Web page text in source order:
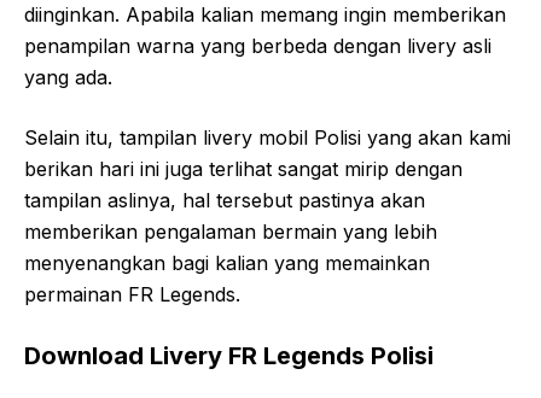
diinginkan. Apabila kalian memang ingin memberikan
penampilan warna yang berbeda dengan livery asli
yang ada.
Selain itu, tampilan livery mobil Polisi yang akan kami
berikan hari ini juga terlihat sangat mirip dengan
tampilan aslinya, hal tersebut pastinya akan
memberikan pengalaman bermain yang lebih
menyenangkan bagi kalian yang memainkan
permainan FR Legends.
Download Livery FR Legends Polisi